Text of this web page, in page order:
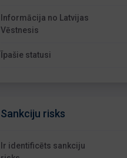
Informācija no Latvijas
Vēstnesis
Īpašie statusi
Sankciju risks
Ir identificēts sankciju